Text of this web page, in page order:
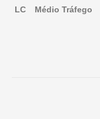
LC Médio Tráfego